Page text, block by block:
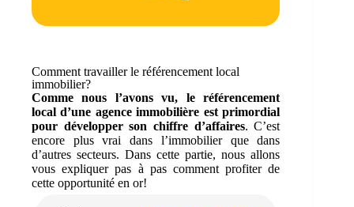
Comment travailler le référencement local
immobilier?
Comme nous l’avons vu, le référencement
local d’une agence immobilière est primordial
pour développer son chiffre d’affaires. C’est
encore plus vrai dans l’immobilier que dans
d’autres secteurs. Dans cette partie, nous allons
vous expliquer pas à pas comment profiter de
cette opportunité en or!